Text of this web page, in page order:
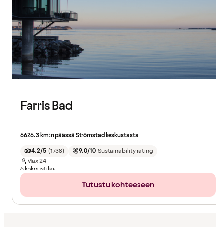
Farris Bad
6626.3 km:n päässä Strömstad keskustasta
4.2/5 (1738) 9.0/10 Sustainability rating
Max24
6 kokoustilaa
Tutustu kohteeseen